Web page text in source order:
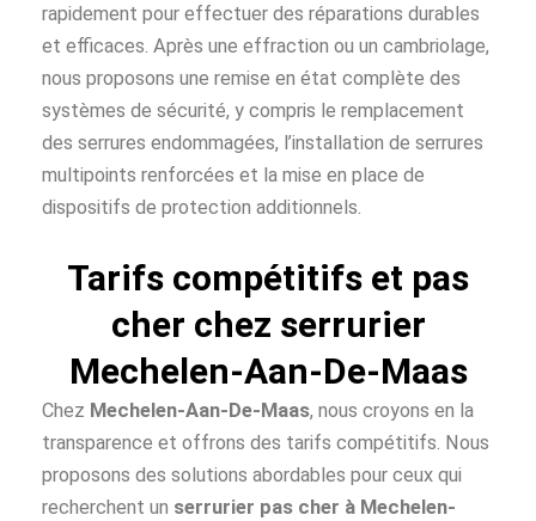
rapidement pour effectuer des réparations durables
et efficaces. Après une effraction ou un cambriolage,
nous proposons une remise en état complète des
systèmes de sécurité, y compris le remplacement
des serrures endommagées, l’installation de serrures
multipoints renforcées et la mise en place de
dispositifs de protection additionnels.
Tarifs compétitifs et pas
cher chez serrurier
Mechelen-Aan-De-Maas
Chez Mechelen-Aan-De-Maas, nous croyons en la
transparence et offrons des tarifs compétitifs. Nous
proposons des solutions abordables pour ceux qui
recherchent un serrurier pas cher à Mechelen-